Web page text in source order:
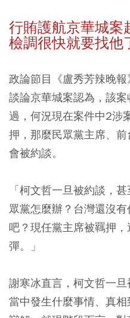
行賄護航京華城
檢調很快就要找他
政論節目《盧秀芳辣晚
談論京華城案認為，該
過，何況現在案件中2涉
押，那麼民眾黨主席、
會被約談。
「柯文哲一旦被約談，
眾黨怎麼辦？台灣還沒
吧？現任黨主席被羈押
彈。」
謝寒冰直言，柯文哲一
當中發生什麼事情、真